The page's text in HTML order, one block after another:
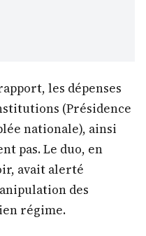
les dépenses
(Présidence
nationale), ainsi
pas. Le duo, en
avait alerté
des
régime.